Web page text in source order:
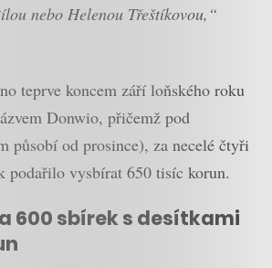
nebo Helenou Třeštíkovou,“
teprve koncem září loňského roku
Donwio, přičemž pod
působí od prosince), za necelé čtyři
podařilo vysbírat 650 tisíc korun.
600 sbírek s desítkami